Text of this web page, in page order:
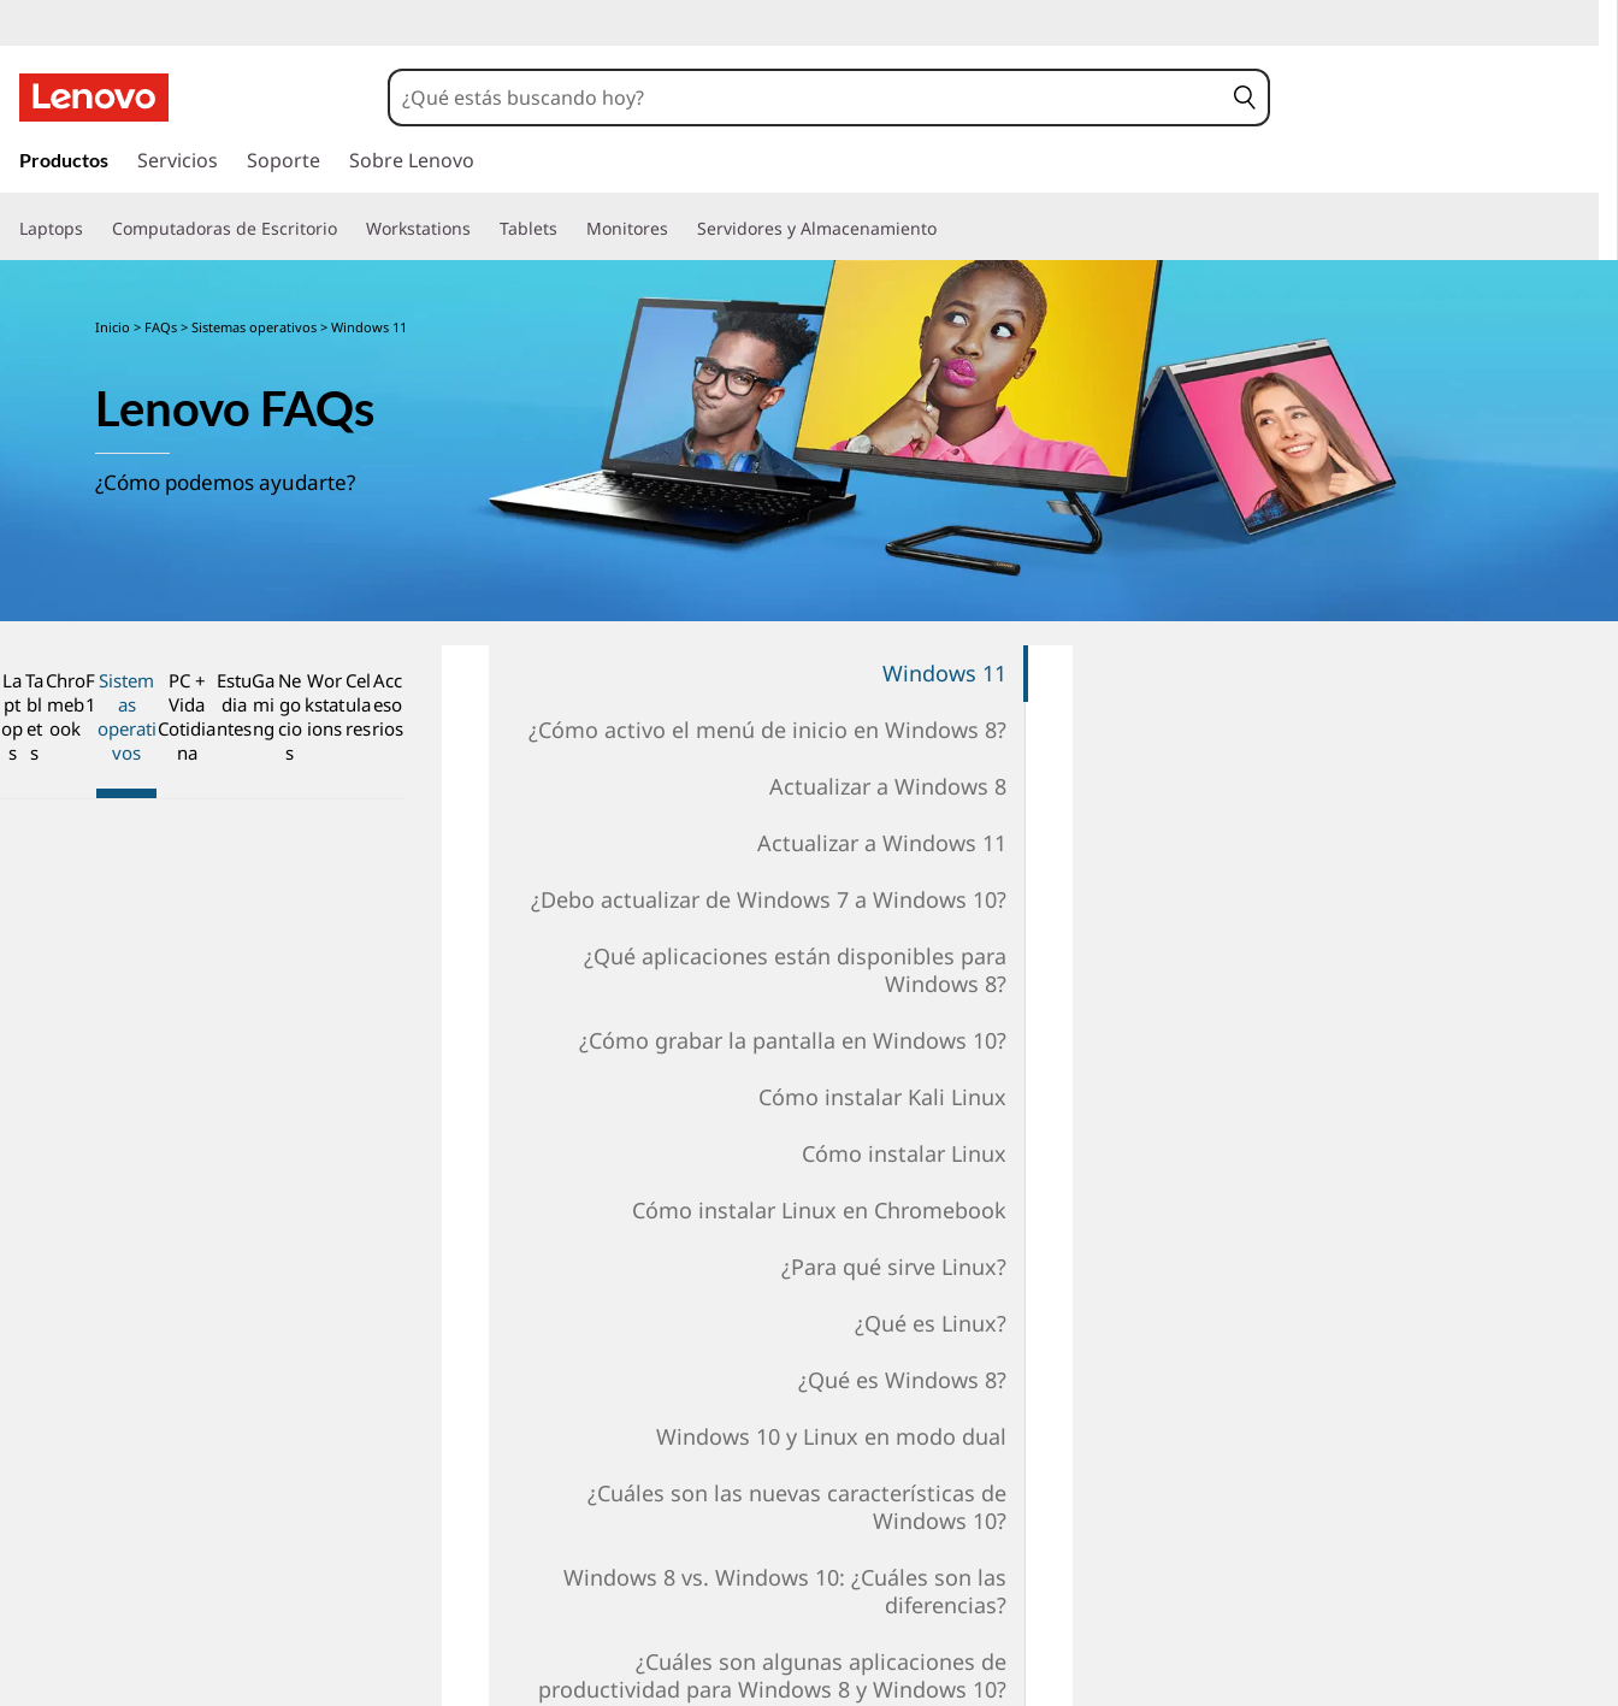
r
c
o
l
Productos Servicios Soporte Sobre Lenovo
Laptops Computadoras de Escritorio Workstations Tablets Monitores Servidores y Almacenamiento
Inicio > FAQs >Sistemas operativos > Windows 11
Lenovo FAQs
¿Cómo podemos ayudarte?
La
pt
op
s
Ta
bl
et
s
Chro
meb
ook
F
1
Sistem
as
operati
vos
PC +
Vida
Cotidia
na
Estu
dia
ntes
Ga
mi
ng
Ne
go
cio
s
Wor
kstat
ions
Cel
ula
res
Acc
eso
rios
Windows 11
¿Cómo activo el menú de inicio en Windows 8?
Actualizar a Windows 8
Actualizar a Windows 11
¿Debo actualizar de Windows 7 a Windows 10?
¿Qué aplicaciones están disponibles para
Windows 8?
¿Cómo grabar la pantalla en Windows 10?
Cómo instalar Kali Linux
Cómo instalar Linux
Cómo instalar Linux en Chromebook
¿Para qué sirve Linux?
¿Qué es Linux?
¿Qué es Windows 8?
Windows 10 y Linux en modo dual
¿Cuáles son las nuevas características de
Windows 10?
Windows 8 vs. Windows 10: ¿Cuáles son las
diferencias?
¿Cuáles son algunas aplicaciones de
productividad para Windows 8 y Windows 10?